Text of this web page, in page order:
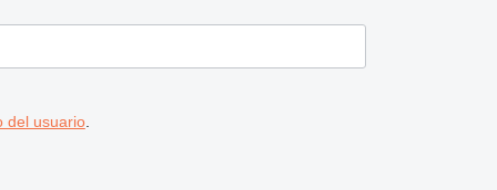
del usuario.